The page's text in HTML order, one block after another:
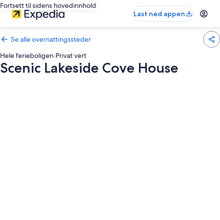
Fortsett til sidens hovedinnhold
Last ned appen
Se alle overnattingssteder
Hele ferieboligen·Privat vert
Scenic Lakeside Cove House